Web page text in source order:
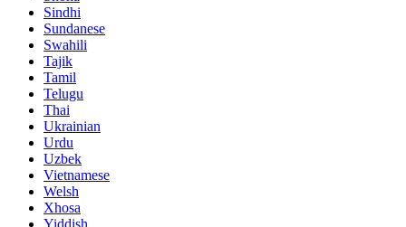
Sindhi
Sundanese
Swahili
Tajik
Tamil
Telugu
Thai
Ukrainian
Urdu
Uzbek
Vietnamese
Welsh
Xhosa
Yiddish